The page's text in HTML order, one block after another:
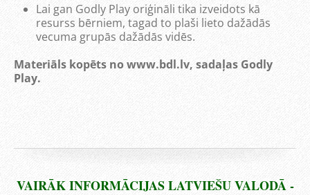
Lai gan Godly Play oriģināli tika izveidots kā
resurss bērniem, tagad to plaši lieto dažādās
vecuma grupās dažādās vidēs.
Materiāls kopēts no www.bdl.lv, sadaļas Godly
Play.
VAIRĀK INFORMĀCIJAS LATVIEŠU VALODĀ -